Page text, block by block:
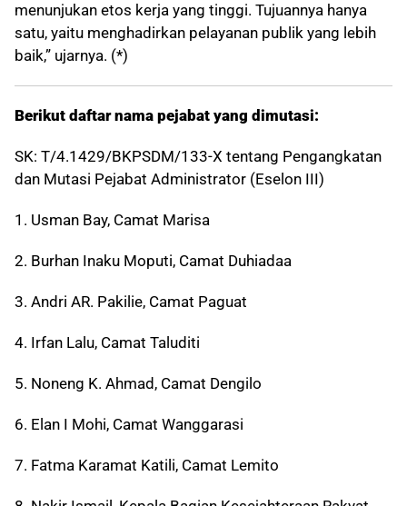
menunjukan etos kerja yang tinggi. Tujuannya hanya
satu, yaitu menghadirkan pelayanan publik yang lebih
baik,” ujarnya. (*)
Berikut daftar nama pejabat yang dimutasi:
SK: T/4.1429/BKPSDM/133-X tentang Pengangkatan
dan Mutasi Pejabat Administrator (Eselon III)
1. Usman Bay, Camat Marisa
2. Burhan Inaku Moputi, Camat Duhiadaa
3. Andri AR. Pakilie, Camat Paguat
4. Irfan Lalu, Camat Taluditi
5. Noneng K. Ahmad, Camat Dengilo
6. Elan I Mohi, Camat Wanggarasi
7. Fatma Karamat Katili, Camat Lemito